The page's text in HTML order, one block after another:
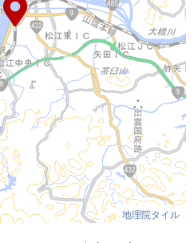
地理院タイル